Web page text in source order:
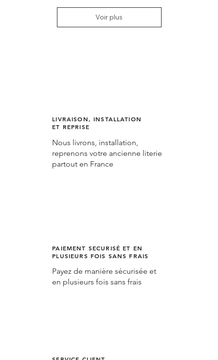
Voir plus
LIVRAISON, INSTALLATION
ET REPRISE
Nous livrons, installation,
reprenons votre ancienne literie
partout en France
PAIEMENT SECURISÉ ET EN
PLUSIEURS FOIS SANS FRAIS
Payez de manière sécurisée et
en plusieurs fois sans frais